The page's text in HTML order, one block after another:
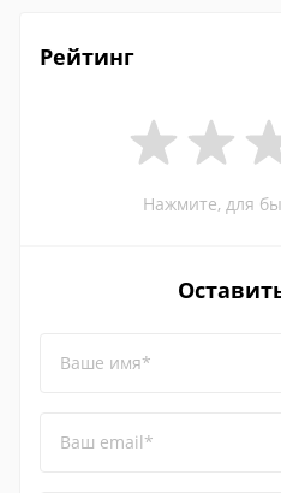
Рейтинг
Нажмите, для
Ваше имя*
Ваш email*